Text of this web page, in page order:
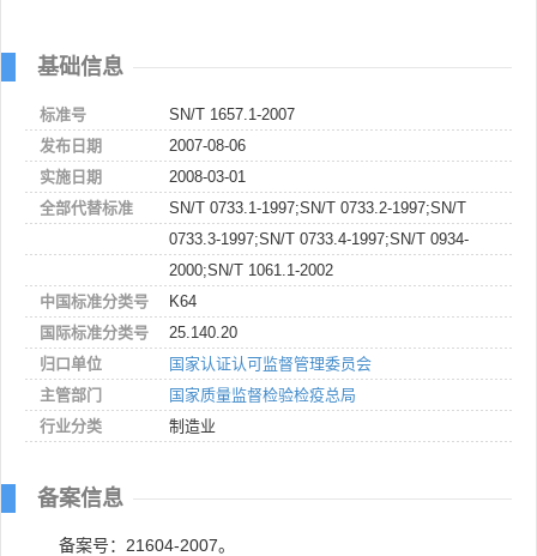
基础信息
标准号
SN/T 1657.1-2007
发布日期
2007-08-06
实施日期
2008-03-01
全部代替标准
SN/T 0733.1-1997;SN/T 0733.2-1997;SN/T
0733.3-1997;SN/T 0733.4-1997;SN/T 0934-
2000;SN/T 1061.1-2002
中国标准分类号
K64
国际标准分类号
25.140.20
归口单位
国家认证认可监督管理委员会
主管部门
国家质量监督检验检疫总局
行业分类
制造业
备案信息
备案号：21604-2007。